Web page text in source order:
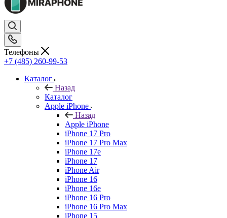
Телефоны
+7 (485) 260-99-53
Каталог
Назад
Каталог
Apple iPhone
Назад
Apple iPhone
iPhone 17 Pro
iPhone 17 Pro Max
iPhone 17e
iPhone 17
iPhone Air
iPhone 16
iPhone 16e
iPhone 16 Pro
iPhone 16 Pro Max
iPhone 15